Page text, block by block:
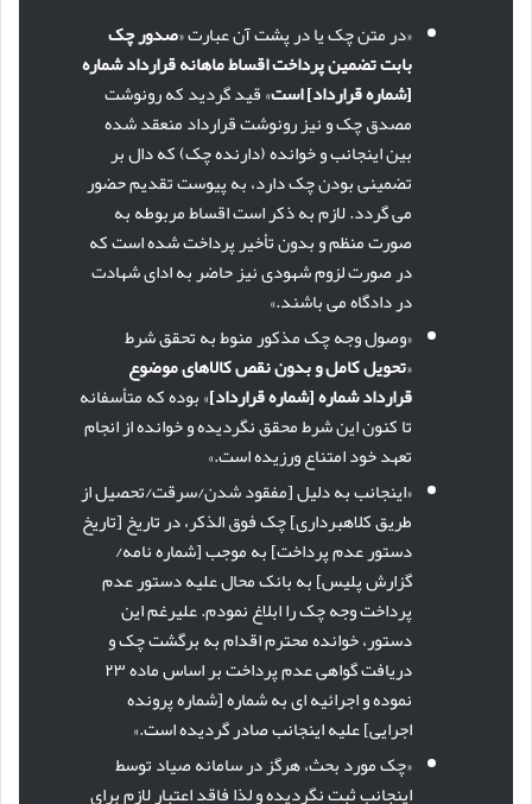
«در متن چک یا در پشت آن عبارت «صدور چک
بابت تضمین پرداخت اقساط ماهانه قرارداد شماره
[شماره قرارداد] است» قید گردید که رونوشت
مصدق چک و نیز رونوشت قرارداد منعقد شده
بین اینجانب و خوانده (دارنده چک) که دال بر
تضمینی بودن چک دارد، به پیوست تقدیم حضور
می گردد. لازم به ذکر است اقساط مربوطه به
صورت منظم و بدون تأخیر پرداخت شده است که
در صورت لزوم شهودی نیز حاضر به ادای شهادت
در دادگاه می باشند.»
«وصول وجه چک مذکور منوط به تحقق شرط
«تحویل کامل و بدون نقص کالاهای موضوع
قرارداد شماره [شماره قرارداد]» بوده که متأسفانه
تا کنون این شرط محقق نگردیده و خوانده از انجام
تعهد خود امتناع ورزیده است.»
«اینجانب به دلیل [مفقود شدن/سرقت/تحصیل از
طریق کلاهبرداری] چک فوق الذکر، در تاریخ [تاریخ
دستور عدم پرداخت] به موجب [شماره نامه/
گزارش پلیس] به بانک محال علیه دستور عدم
پرداخت وجه چک را ابلاغ نمودم. علیرغم این
دستور، خوانده محترم اقدام به برگشت چک و
دریافت گواهی عدم پرداخت بر اساس ماده ۲۳
نموده و اجرائیه ای به شماره [شماره پرونده
اجرایی] علیه اینجانب صادر گردیده است.»
«چک مورد بحث، هرگز در سامانه صیاد توسط
اینجانب ثبت نگردیده و لذا فاقد اعتبار لازم برای